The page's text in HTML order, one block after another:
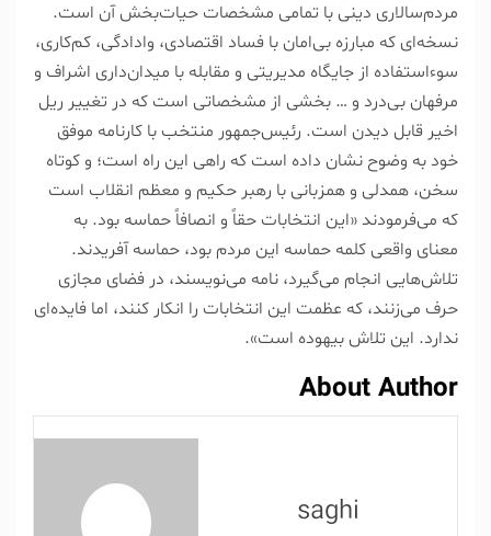
مردم‌سالاری دینی با تمامی مشخصات حیات‌بخش آن است.
نسخه‌ای که مبارزه بی‌امان با فساد اقتصادی، وادادگی، کم‌کاری،
سوءاستفاده از جایگاه مدیریتی و مقابله با میدان‌داری اشراف و
مرفهان بی‌درد و … بخشی از مشخصاتی است که در تغییر ریل
اخیر قابل دیدن است. رئیس‌جمهور منتخب با کارنامه موفق
خود به وضوح نشان داده است که راهی این راه است؛ و کوتاه
سخن، همدلی و همزبانی با رهبر حکیم و معظم انقلاب است
که می‌فرمودند «این انتخابات حقاً و انصافاً حماسه بود. به
معنای واقعی کلمه حماسه این مردم بود، حماسه آفریدند.
تلاش‌هایی انجام می‌گیرد، نامه می‌نویسند، در فضای مجازی
حرف می‌زنند، که عظمت این انتخابات را انکار کنند، اما فایده‌ای
ندارد. این تلاش بیهوده است».
About Author
saghi